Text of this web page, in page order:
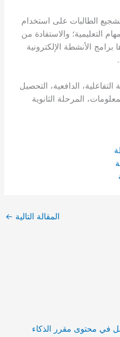
الطالبات على استخدام
التعليمية؛ والاستفادة من
الأنشطة الإلكترونية
التفاعلية، الدافعية، التحصيل
المرحلة الثانوية
المقالة التالية ←
في محتوى مقرر الذكاء